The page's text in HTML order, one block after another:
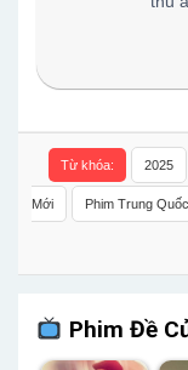
Từ khóa: 2025
Mới Phim Trung Quốc
Phim Đề